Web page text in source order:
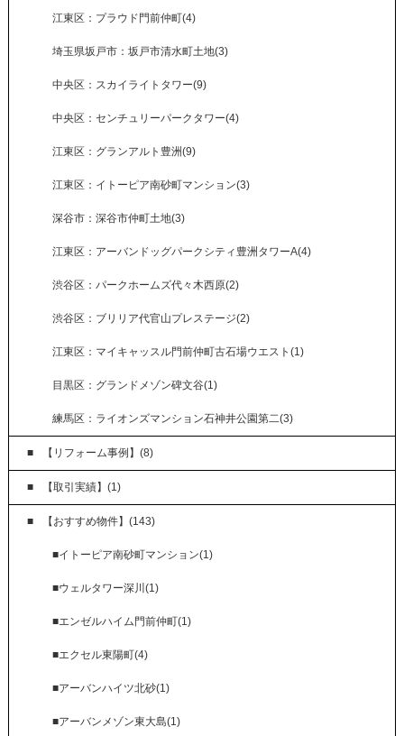
江東区：プラウド門前仲町(4)
埼玉県坂戸市：坂戸市清水町土地(3)
中央区：スカイライトタワー(9)
中央区：センチュリーパークタワー(4)
江東区：グランアルト豊洲(9)
江東区：イトーピア南砂町マンション(3)
深谷市：深谷市仲町土地(3)
江東区：アーバンドッグパークシティ豊洲タワーA(4)
渋谷区：パークホームズ代々木西原(2)
渋谷区：ブリリア代官山プレステージ(2)
江東区：マイキャッスル門前仲町古石場ウエスト(1)
目黒区：グランドメゾン碑文谷(1)
練馬区：ライオンズマンション石神井公園第二(3)
【リフォーム事例】(8)
【取引実績】(1)
【おすすめ物件】(143)
■イトーピア南砂町マンション(1)
■ウェルタワー深川(1)
■エンゼルハイム門前仲町(1)
■エクセル東陽町(4)
■アーバンハイツ北砂(1)
■アーバンメゾン東大島(1)